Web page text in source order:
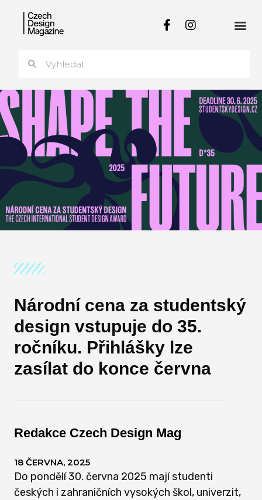
Národní cena za studentský
design vstupuje do 35.
ročníku. Přihlášky lze
zasílat do konce června
Redakce Czech Design Mag
18 ČERVNA, 2025
Do pondělí 30. června 2025 mají studenti
českých i zahraničních vysokých škol, univerzit,